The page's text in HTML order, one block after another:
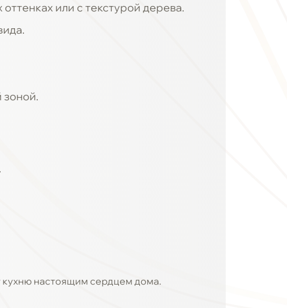
или с текстурой дерева.
зоной.
кухню настоящим сердцем дома.